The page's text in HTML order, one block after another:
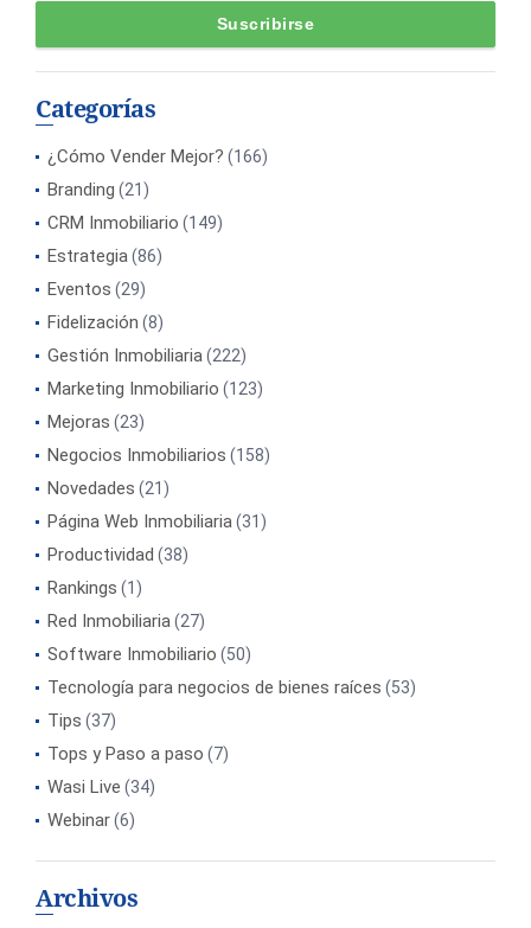
Categorías
¿Cómo Vender Mejor? (166)
Branding (21)
CRM Inmobiliario (149)
Estrategia(86)
Eventos (29)
Fidelización (8)
Gestión Inmobiliaria(222)
Marketing Inmobiliario (123)
Mejoras (23)
Negocios Inmobiliarios (158)
Novedades (21)
Página Web Inmobiliaria(31)
Productividad (38)
Rankings (1)
Red Inmobiliaria(27)
Software Inmobiliario (50)
Tecnología para negocios de bienes raíces (53)
Tips (37)
Tops y Paso a paso (7)
Wasi Live (34)
Webinar(6)
Archivos